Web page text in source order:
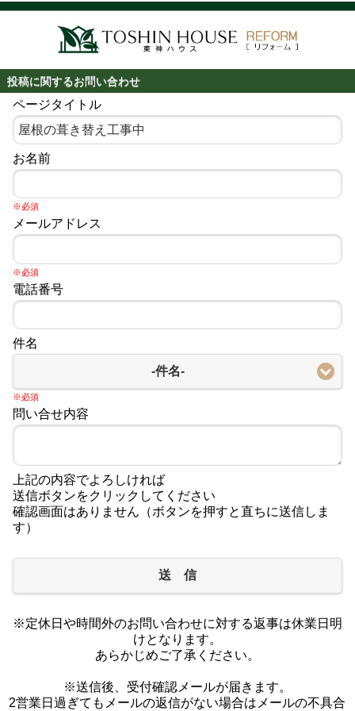
投稿に関するお問い合わせ
ページタイトル
お名前
※必須
メールアドレス
※必須
電話番号
件名
-件名-
※必須
問い合せ内容
上記の内容でよろしければ
送信ボタンをクリックしてください
確認画面はありません（ボタンを押すと直ちに送信しま
す）
送 信
※定休日や時間外のお問い合わせに対する返事は休業日明
けとなります。
あらかじめご了承ください。
※送信後、受付確認メールが届きます。
2営業日過ぎてもメールの返信がない場合はメールの不具合